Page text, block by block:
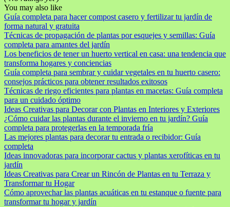
You may also like
Guía completa para hacer compost casero y fertilizar tu jardín de
forma natural y gratuita
Técnicas de propagación de plantas por esquejes y semillas: Guía
completa para amantes del jardín
Los beneficios de tener un huerto vertical en casa: una tendencia que
transforma hogares y conciencias
Guía completa para sembrar y cuidar vegetales en tu huerto casero:
consejos prácticos para obtener resultados exitosos
Técnicas de riego eficientes para plantas en macetas: Guía completa
para un cuidado óptimo
Ideas Creativas para Decorar con Plantas en Interiores y Exteriores
¿Cómo cuidar las plantas durante el invierno en tu jardín? Guía
completa para protegerlas en la temporada fría
Las mejores plantas para decorar tu entrada o recibidor: Guía
completa
Ideas innovadoras para incorporar cactus y plantas xerofíticas en tu
jardín
Ideas Creativas para Crear un Rincón de Plantas en tu Terraza y
Transformar tu Hogar
Cómo aprovechar las plantas acuáticas en tu estanque o fuente para
transformar tu hogar y jardín